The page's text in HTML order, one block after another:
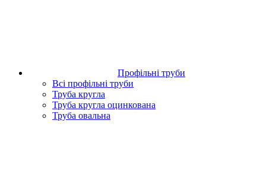
Профільні труби
Всі профільні труби
Труба кругла
Труба кругла оцинкована
Труба овальна